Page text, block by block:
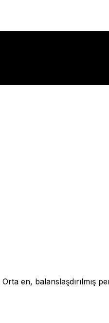
Orta en, balanslaşdırılmış